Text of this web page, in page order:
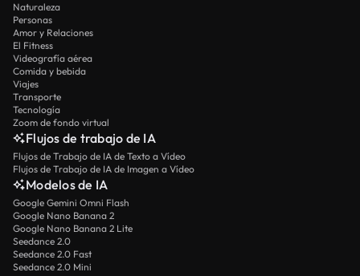
Naturaleza
Personas
Amor y Relaciones
El Fitness
Videografía aérea
Comida y bebida
Viajes
Transporte
Tecnología
Zoom de fondo virtual
Flujos de trabajo de IA
Flujos de Trabajo de IA de Texto a Vídeo
Flujos de Trabajo de IA de Imagen a Vídeo
Modelos de IA
Google Gemini Omni Flash
Google Nano Banana 2
Google Nano Banana 2 Lite
Seedance 2.0
Seedance 2.0 Fast
Seedance 2.0 Mini